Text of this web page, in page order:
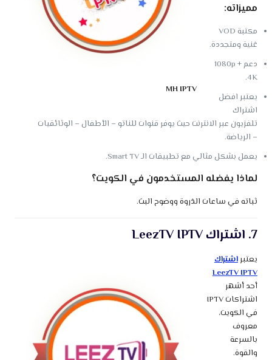
MH IPTV
مميزاته:
مكتبة VOD
غنية ومتجددة.
دعم 1080p +
4K.
يعتبر افضل
اشتراك
تلفزيون عبر الانترنت حيث يوفر قنوات للناتو – الأطفال – الوثائقيات
– الرياضة.
يعمل بشكل مثالي مع تطبيقات الـ Smart TV.
لماذا يفضله المستخدمون في الكويت؟
ثباته في ساعات الذروة ووضوح البث.
7. اشتراك LeezTV IPTV
يعتبراشتراك
LeezTV IPTV
أحد أشهر
اشتراكات IPTV
في الكويت،
معروف
بالسرعة
والقوة.